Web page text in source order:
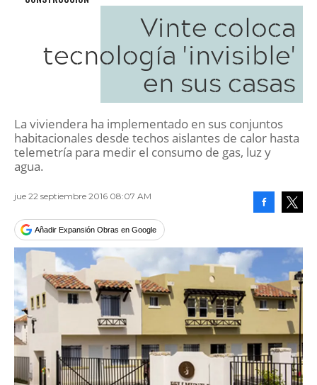
Vinte coloca
tecnología 'invisible'
en sus casas
La viviendera ha implementado en sus conjuntos
habitacionales desde techos aislantes de calor hasta
telemetría para medir el consumo de gas, luz y
agua.
jue 22 septiembre 2016 08:07 AM
Añadir Expansión Obras en Google